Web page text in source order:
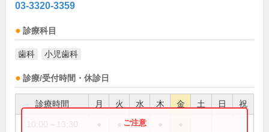
03-3320-3359
診療科目
歯科 小児歯科
診療/受付時間・休診日
診療時間 月 火 水 木 金 土 日 祝
●